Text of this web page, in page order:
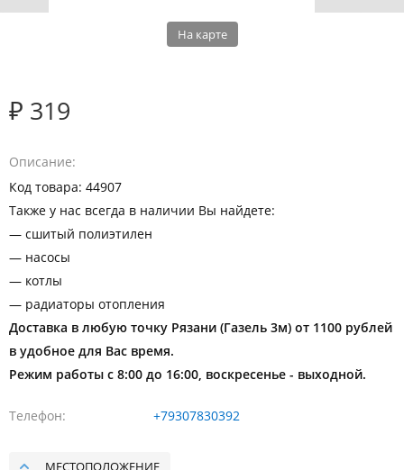
На карте
₽ 319
Описание
Код товара: 44907
Также у нас всегда в наличии Вы найдете:
— сшитый полиэтилен
— насосы
— котлы
— радиаторы отопления
Доставка в любую точку Рязани (Газель 3м) от 1100 рублей
в удобное для Вас время.
Режим работы с 8:00 до 16:00, воскресенье - выходной.
Телефон +79307830392
МЕСТОПОЛОЖЕНИЕ